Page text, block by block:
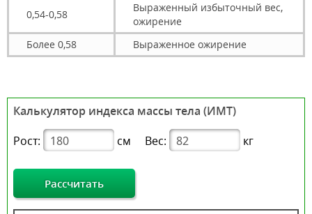
0,54-0,58
Выраженный избыточный вес,
ожирение
Более 0,58
Выраженное ожирение
Калькулятор индекса массы тела (ИМТ)
Рост:
см Вес: кг
Рассчитать